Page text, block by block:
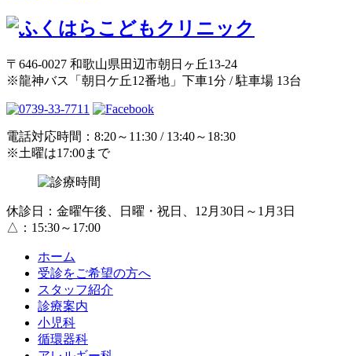
〒646-0027 和歌山県田辺市朝日ヶ丘13-24
※龍神バス「朝日ケ丘12番地」下車1分 / 駐車場 13台
電話対応時間：8:20～11:30 / 13:40～18:30
※土曜は17:00まで
休診日：金曜午後、日曜・祝日、12月30日～1月3日
△：15:30～17:00
ホーム
受診をご希望の方へ
スタッフ紹介
診療案内
小児科
循環器科